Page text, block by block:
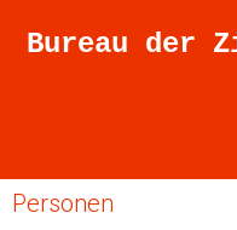
Bureau der
Personen